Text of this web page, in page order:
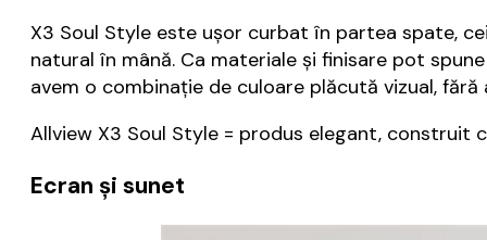
X3 Soul Style este ușor curbat în partea spate,
natural în mână. Ca materiale și finisare pot
avem o combinație de culoare plăcută vizual,
Allview X3 Soul Style = produs elegant, construit
Ecran și sunet